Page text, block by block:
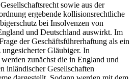
die aus der Rechtsprechung des
sowie aus der
ergebende kollisionsrechtliche
bei Insolvenzen von
und Deutschland auswirkt. Im
der Geschäftsführerhaftung als ein
Gläubiger. In
zunächst die in England und